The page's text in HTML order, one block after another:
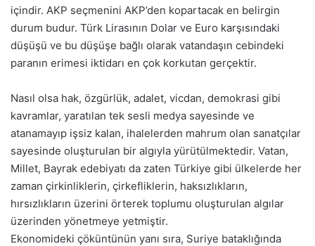
içindir. AKP seçmenini AKP’den kopartacak en belirgin
durum budur. Türk Lirasının Dolar ve Euro karşısındaki
düşüşü ve bu düşüşe bağlı olarak vatandaşın cebindeki
paranın erimesi iktidarı en çok korkutan gerçektir.
Nasıl olsa hak, özgürlük, adalet, vicdan, demokrasi gibi
kavramlar, yaratılan tek sesli medya sayesinde ve
atanamayıp işsiz kalan, ihalelerden mahrum olan sanatçılar
sayesinde oluşturulan bir algıyla yürütülmektedir. Vatan,
Millet, Bayrak edebiyatı da zaten Türkiye gibi ülkelerde her
zaman çirkinliklerin, çirkefliklerin, haksızlıkların,
hırsızlıkların üzerini örterek toplumu oluşturulan algılar
üzerinden yönetmeye yetmiştir.
Ekonomideki çöküntünün yanı sıra, Suriye bataklığında